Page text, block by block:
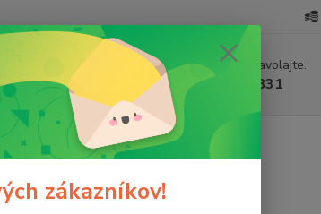
Neviete si rady? Zavolajte.
+421 905 615 831
KX-EP200
zákazníkov!